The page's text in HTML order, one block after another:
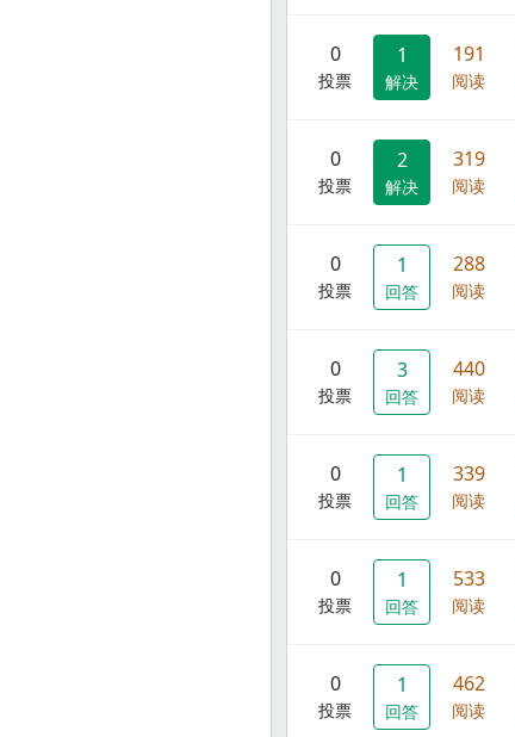
0
投票
1
解决
191
阅读
0
投票
2
解决
319
阅读
0
投票
1
回答
288
阅读
0
投票
3
回答
440
阅读
0
投票
1
回答
339
阅读
0
投票
1
回答
533
阅读
0
投票
1
回答
462
阅读